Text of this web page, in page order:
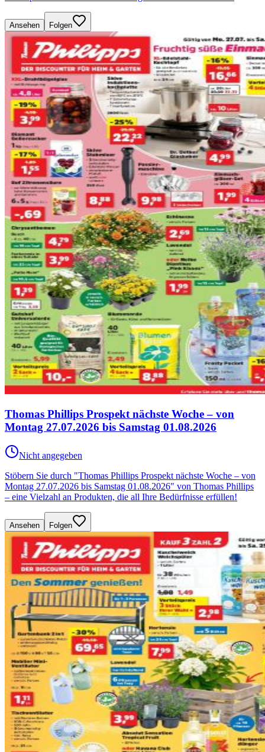
Ansehen Folgen
Thomas Phillips Prospekt nächste Woche – von
Montag 27.07.2026 bis Samstag 01.08.2026
Nicht angegeben
Stöbern Sie durch "Thomas Phillips Prospekt nächste Woche – von
Montag 27.07.2026 bis Samstag 01.08.2026" von Thomas Phillips
– eine Vielzahl an Produkten, die all Ihre Bedürfnisse erfüllen!
Ansehen Folgen